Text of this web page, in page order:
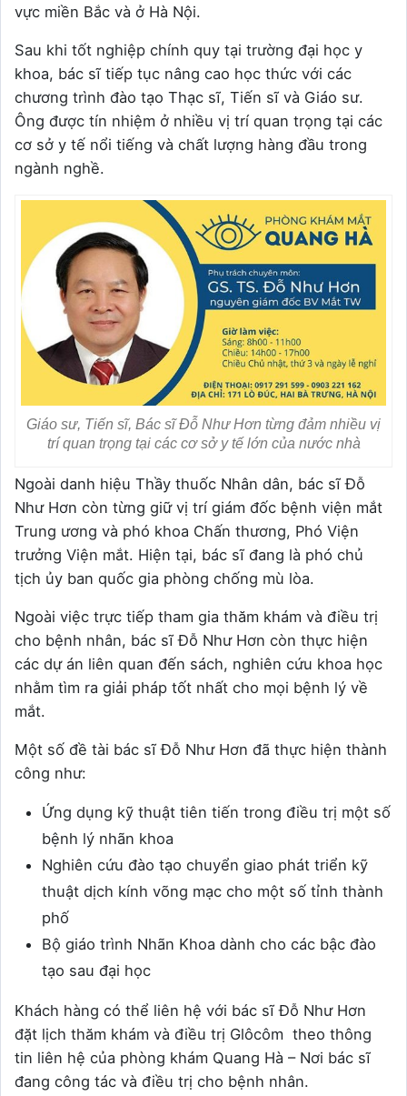
vực miền Bắc và ở Hà Nội.
Sau khi tốt nghiệp chính quy tại trường đại học y
khoa, bác sĩ tiếp tục nâng cao học thức với các
chương trình đào tạo Thạc sĩ, Tiến sĩ và Giáo sư.
Ông được tín nhiệm ở nhiều vị trí quan trọng tại các
cơ sở y tế nổi tiếng và chất lượng hàng đầu trong
ngành nghề.
Giáo sư, Tiến sĩ, Bác sĩ Đỗ Như Hơn từng đảm nhiều vị
trí quan trọng tại các cơ sở y tế lớn của nước nhà
Ngoài danh hiệu Thầy thuốc Nhân dân, bác sĩ Đỗ
Như Hơn còn từng giữ vị trí giám đốc bệnh viện mắt
Trung ương và phó khoa Chấn thương, Phó Viện
trưởng Viện mắt. Hiện tại, bác sĩ đang là phó chủ
tịch ủy ban quốc gia phòng chống mù lòa.
Ngoài việc trực tiếp tham gia thăm khám và điều trị
cho bệnh nhân, bác sĩ Đỗ Như Hơn còn thực hiện
các dự án liên quan đến sách, nghiên cứu khoa học
nhằm tìm ra giải pháp tốt nhất cho mọi bệnh lý về
mắt.
Một số đề tài bác sĩ Đỗ Như Hơn đã thực hiện thành
công như:
Ứng dụng kỹ thuật tiên tiến trong điều trị một số
bệnh lý nhãn khoa
Nghiên cứu đào tạo chuyển giao phát triển kỹ
thuật dịch kính võng mạc cho một số tỉnh thành
phố
Bộ giáo trình Nhãn Khoa dành cho các bậc đào
tạo sau đại học
Khách hàng có thể liên hệ với bác sĩ Đỗ Như Hơn
đặt lịch thăm khám và điều trị Glôcôm theo thông
tin liên hệ của phòng khám Quang Hà – Nơi bác sĩ
đang công tác và điều trị cho bệnh nhân.